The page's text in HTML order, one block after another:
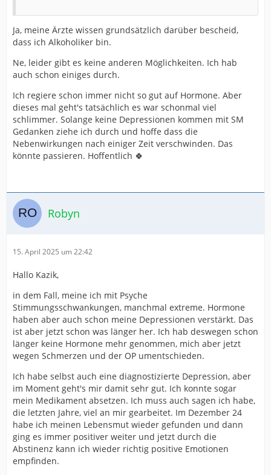
Ja, meine Ärzte wissen grundsätzlich darüber bescheid,
dass ich Alkoholiker bin.
Ne, leider gibt es keine anderen Möglichkeiten. Ich hab
auch schon einiges durch.
Ich regiere schon immer nicht so gut auf Hormone. Aber
dieses mal geht's tatsächlich es war schonmal viel
schlimmer. Solange keine Depressionen kommen mit SM
Gedanken ziehe ich durch und hoffe dass die
Nebenwirkungen nach einiger Zeit verschwinden. Das
könnte passieren. Hoffentlich 🍀
Robyn
15. April 2025 um 22:42
Hallo Kazik,
in dem Fall, meine ich mit Psyche
Stimmungsschwankungen, manchmal extreme. Hormone
haben aber auch schon meine Depressionen verstärkt. Das
ist aber jetzt schon was länger her. Ich hab deswegen schon
länger keine Hormone mehr genommen, mich aber jetzt
wegen Schmerzen und der OP umentschieden.
Ich habe selbst auch eine diagnostizierte Depression, aber
im Moment geht's mir damit sehr gut. Ich konnte sogar
mein Medikament absetzen. Ich muss auch sagen ich habe,
die letzten Jahre, viel an mir gearbeitet. Im Dezember 24
habe ich meinen Lebensmut wieder gefunden und dann
ging es immer positiver weiter und jetzt durch die
Abstinenz kann ich wieder richtig positive Emotionen
empfinden.